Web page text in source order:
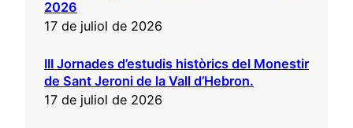
2026
17 de juliol de 2026
III Jornades d’estudis històrics del Monestir
de Sant Jeroni de la Vall d’Hebron.
17 de juliol de 2026